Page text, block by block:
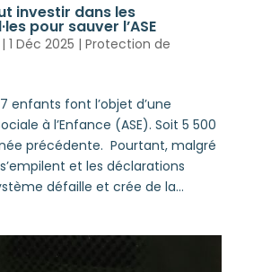
investir dans les
pour sauver l’ASE
| 1 Déc 2025 | Protection de
enfants font l’objet d’une
à l’Enfance (ASE). Soit 5 500
précédente. Pourtant, malgré
et les déclarations
défaille et crée de la...